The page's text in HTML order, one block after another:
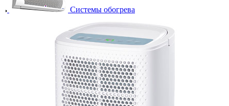
Системы обогрева